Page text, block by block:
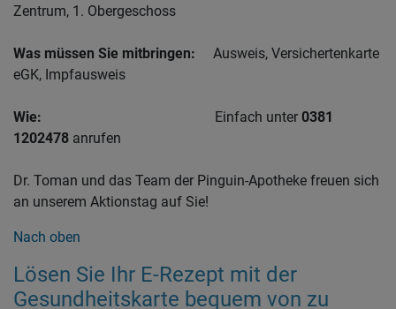
Zentrum, 1. Obergeschoss
Was müssen Sie mitbringen: Ausweis, Versichertenkarte
eGK, Impfausweis
Wie: Einfach unter 0381
1202478 anrufen
Dr. Toman und das Team der Pinguin-Apotheke freuen sich
an unserem Aktionstag auf Sie!
Nach oben
Lösen Sie Ihr E-Rezept mit der
Gesundheitskarte bequem von zu